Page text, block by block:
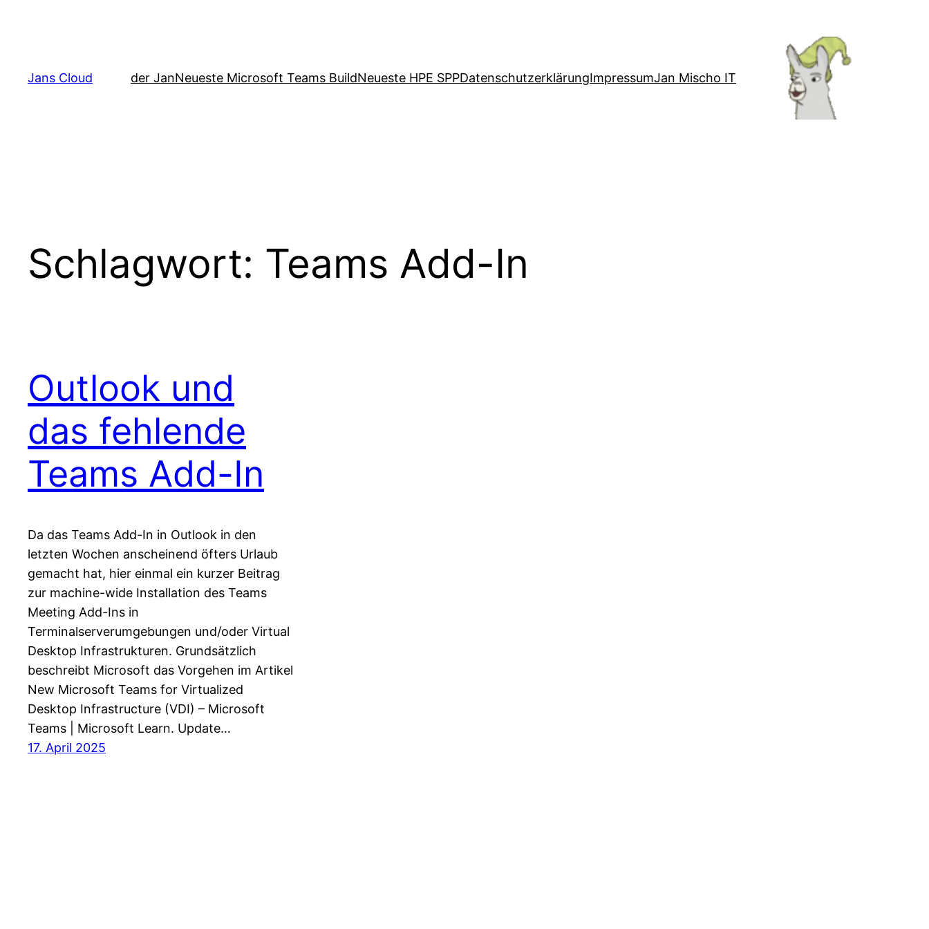
Jans Cloud
der JanNeueste Microsoft Teams BuildNeueste HPE SPPDatenschutzerklärungImpressumJan Mischo IT
Schlagwort: Teams Add-In
Outlook und
das fehlende
Teams Add-In
Da das Teams Add-In in Outlook in den
letzten Wochen anscheinend öfters Urlaub
gemacht hat, hier einmal ein kurzer Beitrag
zur machine-wide Installation des Teams
Meeting Add-Ins in
Terminalserverumgebungen und/oder Virtual
Desktop Infrastrukturen. Grundsätzlich
beschreibt Microsoft das Vorgehen im Artikel
New Microsoft Teams for Virtualized
Desktop Infrastructure (VDI) – Microsoft
Teams | Microsoft Learn. Update…
17. April 2025